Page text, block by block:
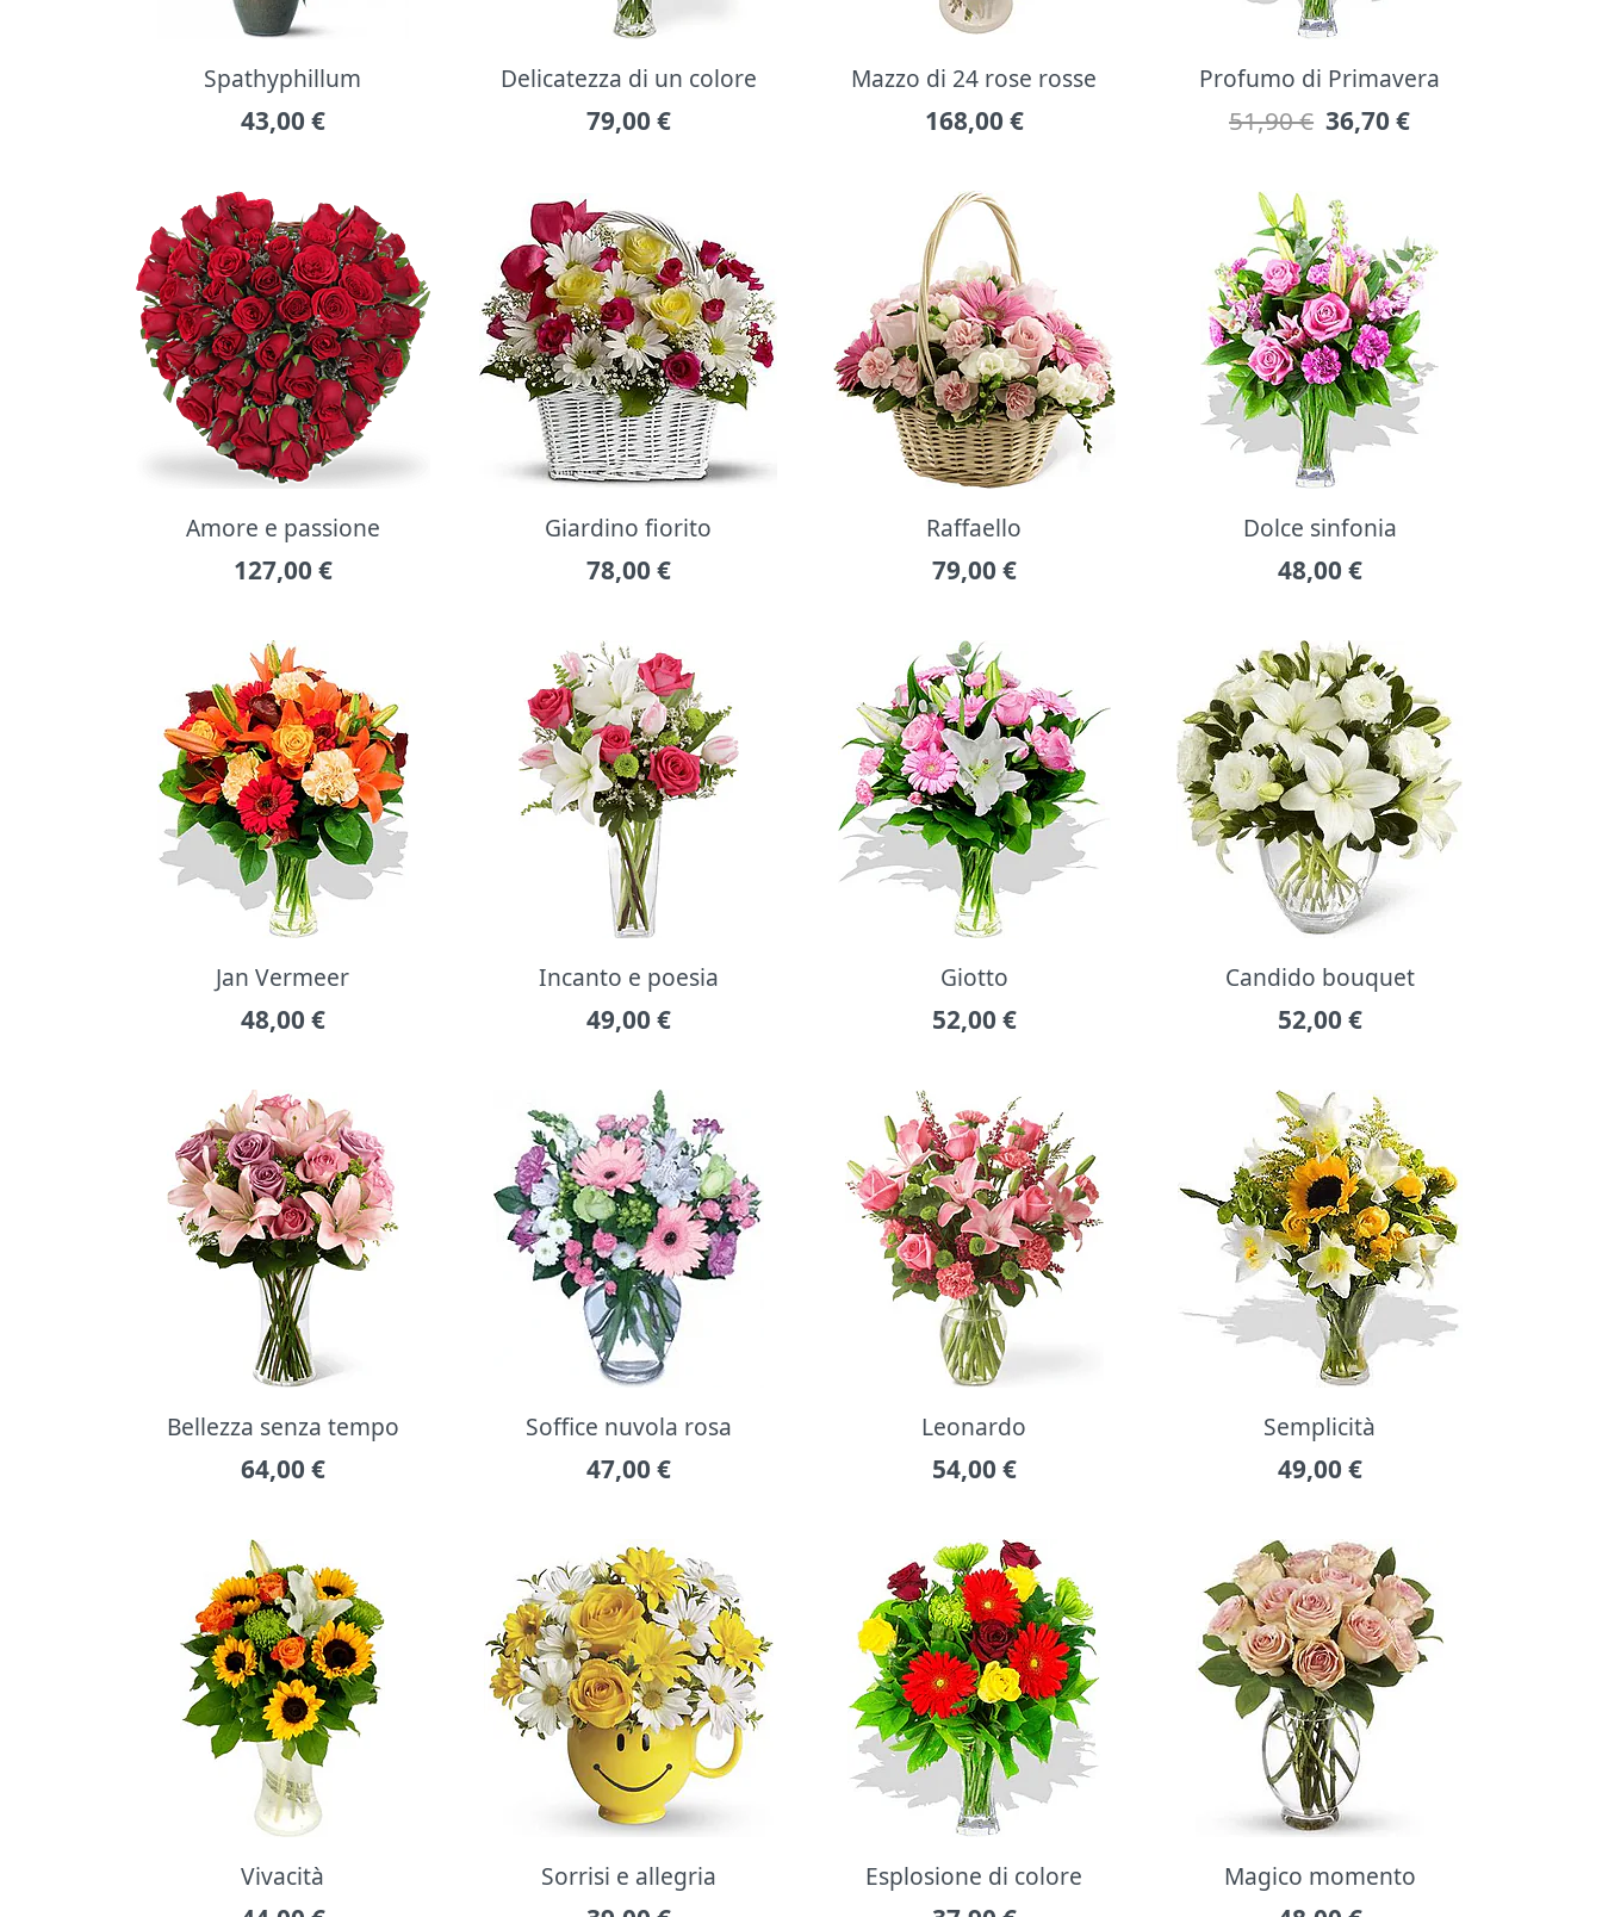
Spathyphillum
43,00 €
Delicatezza di un colore
79,00 €
Mazzo di 24 rose rosse
168,00 €
Profumo di Primavera
51,90 € 36,70 €
Amore e passione
127,00 €
Giardino fiorito
78,00 €
Raffaello
79,00 €
Dolce sinfonia
48,00 €
Jan Vermeer
48,00 €
Incanto e poesia
49,00 €
Giotto
52,00 €
Candido bouquet
52,00 €
Bellezza senza tempo
64,00 €
Soffice nuvola rosa
47,00 €
Leonardo
54,00 €
Semplicità
49,00 €
Vivacità Sorrisi e allegria Esplosione di colore Magico momento